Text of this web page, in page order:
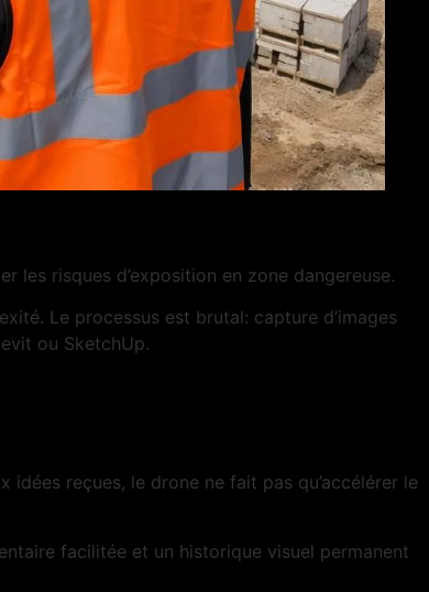
les risques d’exposition en zone dangereuse.
Le processus est brutal: capture d’images
ou SketchUp.
reçues, le drone ne fait pas qu’accélérer le
facilitée et un historique visuel permanent